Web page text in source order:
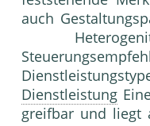
auch
Dienstleistung
greifbar und liegt